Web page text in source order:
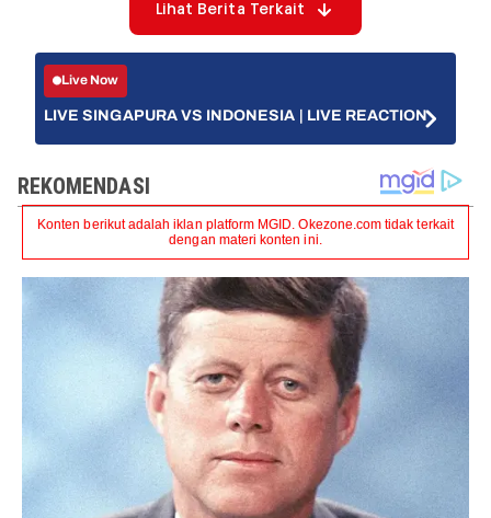
Lihat Berita Terkait
Live Now
LIVE SINGAPURA VS INDONESIA | LIVE REACTION